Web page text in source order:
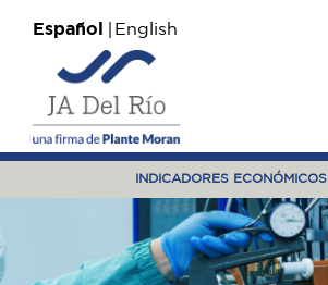
Español English
INDICADORES ECONÓMICOS